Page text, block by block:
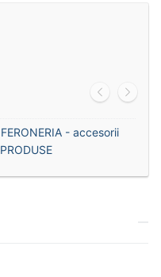
FERONERIA - accesorii
PRODUSE